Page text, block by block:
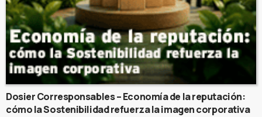
Dosier Corresponsables – Economía de la reputación:
cómo la Sostenibilidad refuerza la imagen corporativa